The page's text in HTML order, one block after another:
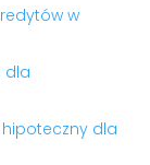
w
dla
dla